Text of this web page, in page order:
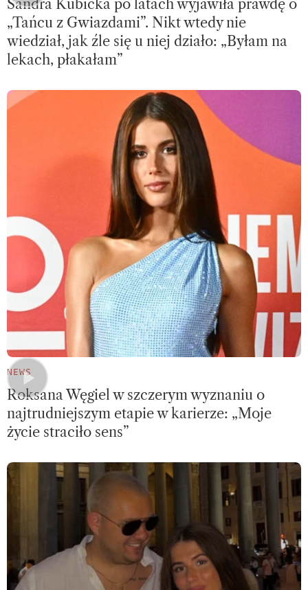
Sandra Kubicka po latach wyjawiła prawdę o
„Tańcu z Gwiazdami”. Nikt wtedy nie
wiedział, jak źle się u niej działo: „Byłam na
lekach, płakałam”
NEWS
Roksana Węgiel w szczerym wyznaniu o
najtrudniejszym etapie w karierze: „Moje
życie straciło sens”